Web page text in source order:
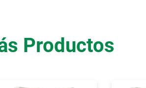
Productos